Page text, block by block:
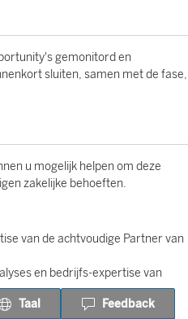
gemonitord en
sluiten, samen met de fase,
u mogelijk helpen om deze
zakelijke behoeften.
van de achtvoudige Partner van
en bedrijfs-expertise van
moderniserings- en analyse-
Taal Feedback